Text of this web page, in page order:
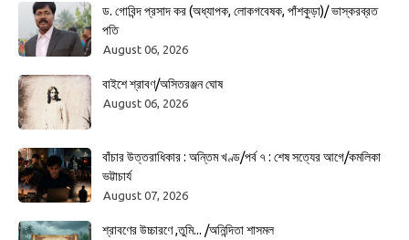
ড. গোবিন্দ প্রসাদ কর (অধ্যাপক, লোকগবেষক, পাঁশকুড়া)/ ভাস্করব্রত
পতি
August 06, 2026
বাইশে শ্রাবণ/অসিতরঞ্জন ঘোষ
August 06, 2026
বাঁচার উত্তরাধিকার : অন্তিম খণ্ড/পর্ব ৭ : শেষ সত্যের আগে/কমলিকা
ভট্টাচার্য
August 07, 2026
শ্রাবণের উচ্চারণে ,তুমি... /অনিন্দিতা শাসমল